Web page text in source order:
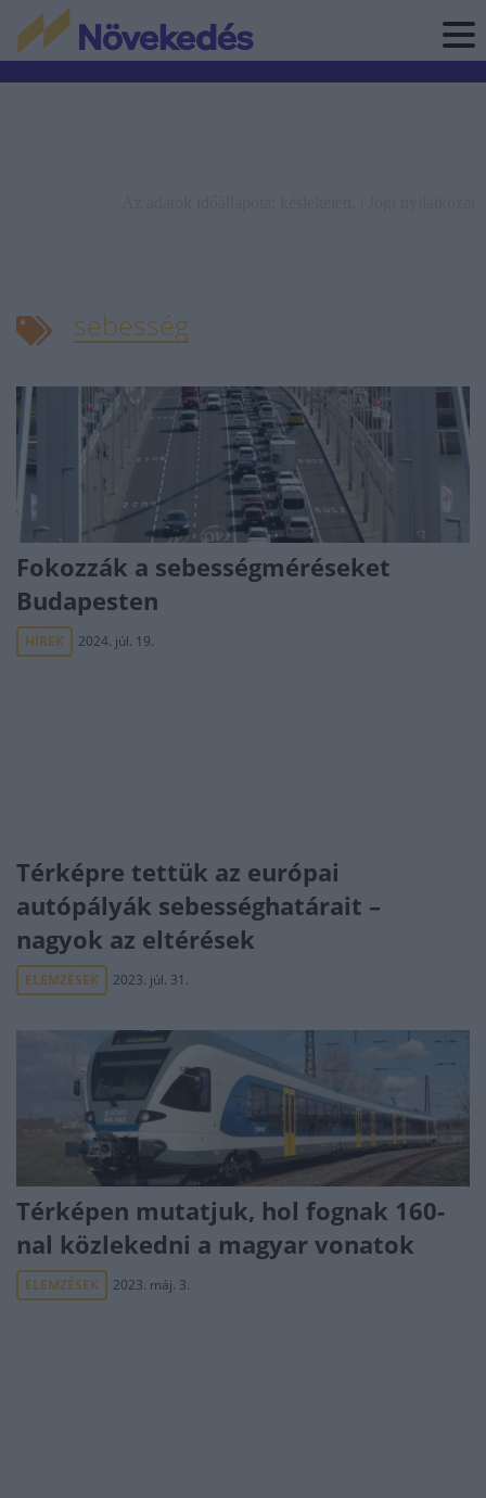
sebesség
Fokozzák a sebességméréseket
Budapesten
HÍREK 2024. júl. 19.
Térképre tettük az európai
autópályák sebességhatárait –
nagyok az eltérések
ELEMZÉSEK 2023. júl. 31.
Térképen mutatjuk, hol fognak 160-
nal közlekedni a magyar vonatok
ELEMZÉSEK 2023. máj. 3.